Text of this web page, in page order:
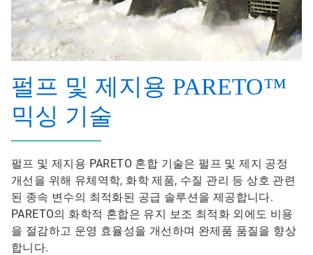
펄프 및 제지용 PARETO™
믹싱 기술
펄프 및 제지용 PARETO 혼합 기술은 펄프 및 제지 공정
개선을 위해 유체역학, 화학 제품, 수질 관리 등 상호 관련
된 종속 변수의 최적화된 공급 솔루션을 제공합니다.
PARETO의 화학적 혼합은 유지 보조 최적화 외에도 비용
을 절감하고 운영 효율성을 개선하며 완제품 품질을 향상
합니다.